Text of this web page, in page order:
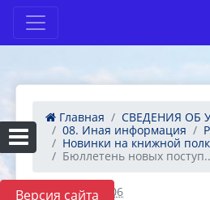
Версия сайта
Главная
СВЕДЕНИЯ ОБ
08. Иная информация
Новинки на книжной
Бюллетень новых
09.12.2020 12:06